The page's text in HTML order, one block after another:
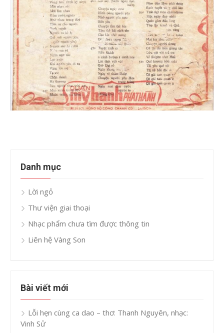
Danh mục
Lời ngỏ
Thư viện giai thoại
Nhạc phẩm chưa tìm được thông tin
Liên hệ Vàng Son
Bài viết mới
Lỗi hẹn cùng ca dao – thơ: Thanh Nguyên, nhạc:
Vinh Sử